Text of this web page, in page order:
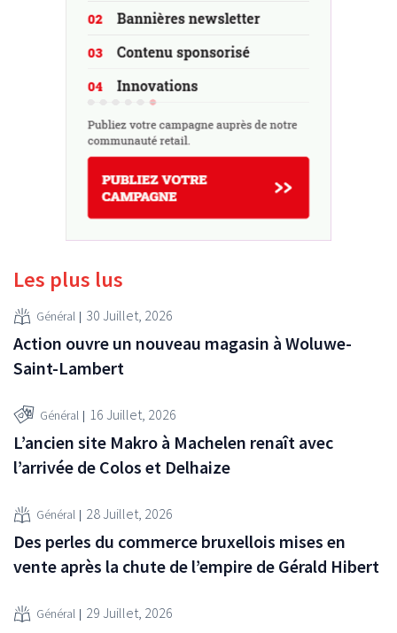
Les plus lus
Général 30 Juillet, 2026
Action ouvre un nouveau magasin à Woluwe-
Saint-Lambert
Général 16 Juillet, 2026
L’ancien site Makro à Machelen renaît avec
l’arrivée de Colos et Delhaize
Général 28 Juillet, 2026
Des perles du commerce bruxellois mises en
vente après la chute de l’empire de Gérald Hibert
Général 29 Juillet, 2026